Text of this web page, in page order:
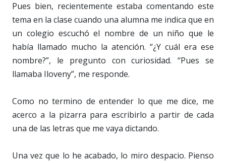
Pues bien, recientemente estaba comentando este
tema en la clase cuando una alumna me indica que en
un colegio escuchó el nombre de un niño que le
había llamado mucho la atención. “¿Y cuál era ese
nombre?”, le pregunto con curiosidad. “Pues se
llamaba Iloveny”, me responde.
Como no termino de entender lo que me dice, me
acerco a la pizarra para escribirlo a partir de cada
una de las letras que me vaya dictando.
Una vez que lo he acabado, lo miro despacio. Pienso